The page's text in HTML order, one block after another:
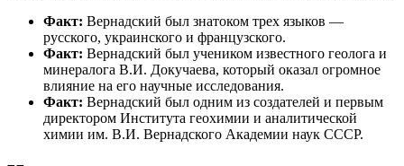
Факт: Вернадский был знатоком трех языков —
русского, украинского и французского.
Факт: Вернадский был учеником известного геолога и
минералога В.И. Докучаева, который оказал огромное
влияние на его научные исследования.
Факт: Вернадский был одним из создателей и первым
директором Института геохимии и аналитической
химии им. В.И. Вернадского Академии наук СССР.